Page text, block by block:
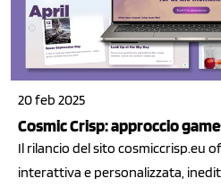
20 feb 2025
Cosmic Crisp: approccio
Il rilancio del sito cosmiccrisp.eu
interattiva e personalizzata,